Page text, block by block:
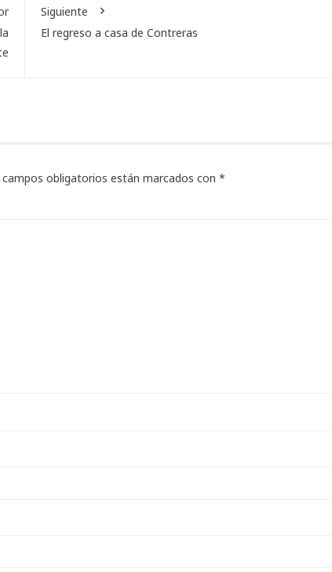
Siguiente
El regreso a casa de Contreras
campos obligatorios están marcados con *